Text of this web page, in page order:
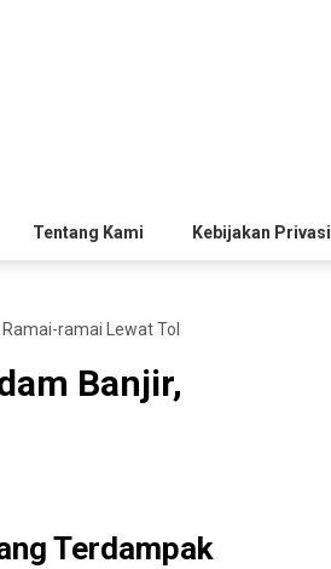
Tentang Kami Kebijakan Privasi
ramai Lewat Tol
Banjir,
Terdampak